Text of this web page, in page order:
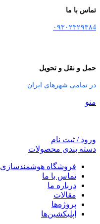
تماس با ما
۰۹۳۰۲۳۲۹۳۸4
حمل و نقل و تحویل
در تمامی شهرهای ایران
منو
ورود / ثبت نام
دسته بندی محصولات
فروشگاه هوشمندسازی
تماس با ما
درباره ما
مقالات
پروژه‌ها
اپلیکشین‌ها